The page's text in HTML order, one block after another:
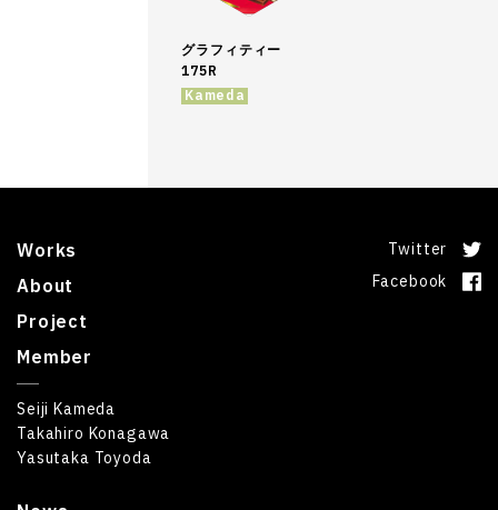
グラフィティー
175R
Kameda
Works
About
Project
Member
Seiji Kameda
Takahiro Konagawa
Yasutaka Toyoda
Twitter
Facebook